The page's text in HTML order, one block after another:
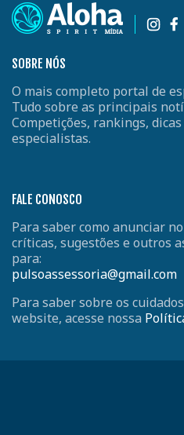
SOBRE NÓS
O mais completo portal de
Tudo sobre as principais
Competições, rankings,
especialistas.
FALE CONOSCO
Para saber como anunciar
críticas, sugestões e outros
para:
pulsoassessoria@gmail.com
Para saber sobre os
website, acesse nossa